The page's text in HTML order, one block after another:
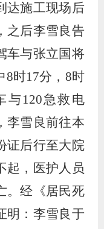
达施工现场后
之后李雪良告
车与张立国将
8时17分， 8时
与120急救电
李雪良前往本
证后行至大院
起，医护人员
。经《居民死
明：李雪良于